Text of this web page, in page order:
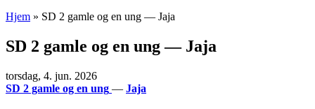
Hjem » SD 2 gamle og en ung — Jaja
SD 2 gamle og en ung — Jaja
torsdag, 4. jun. 2026
SD 2 gamle og en ung — Jaja